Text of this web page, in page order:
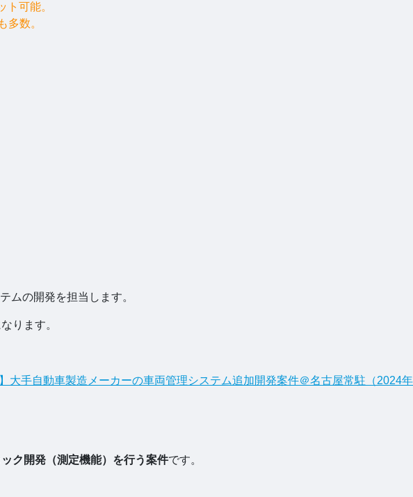
ト可能。
多数。
ムの開発を担当します。
ります。
手自動車製造メーカーの車両管理システム追加開発案件＠名古屋常駐（2024年
ク開発（測定機能）を行う案件です。